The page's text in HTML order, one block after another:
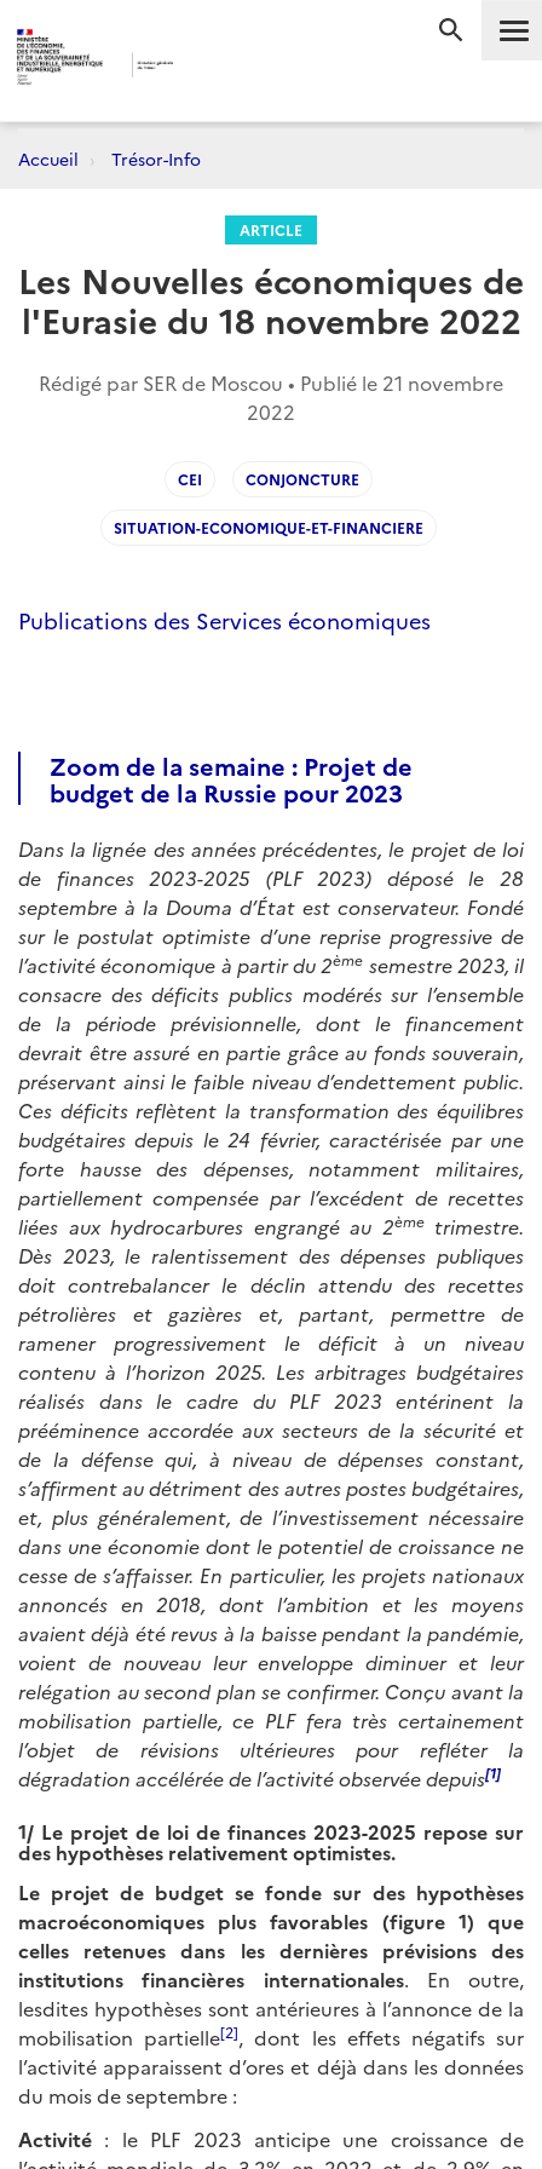
Accueil Trésor-Info
ARTICLE
Les Nouvelles économiques de
l'Eurasie du 18 novembre 2022
Rédigé par SER de Moscou • Publié le 21 novembre
2022
CEI CONJONCTURE
SITUATION-ECONOMIQUE-ET-FINANCIERE
Publications des Services économiques
Zoom de la semaine : Projet de
budget de la Russie pour 2023
Dans la lignée des années précédentes, le projet de loi
de finances 2023-2025 (PLF 2023) déposé le 28
septembre à la Douma d’État est conservateur. Fondé
sur le postulat optimiste d’une reprise progressive de
l’activité économique à partir du 2ème semestre 2023, il
consacre des déficits publics modérés sur l’ensemble
de la période prévisionnelle, dont le financement
devrait être assuré en partie grâce au fonds souverain,
préservant ainsi le faible niveau d’endettement public.
Ces déficits reflètent la transformation des équilibres
budgétaires depuis le 24 février, caractérisée par une
forte hausse des dépenses, notamment militaires,
partiellement compensée par l’excédent de recettes
liées aux hydrocarbures engrangé au 2èmetrimestre.
Dès 2023, le ralentissement des dépenses publiques
doit contrebalancer le déclin attendu des recettes
pétrolières et gazières et, partant, permettre de
ramener progressivement le déficit à un niveau
contenu à l’horizon 2025. Les arbitrages budgétaires
réalisés dans le cadre du PLF 2023 entérinent la
prééminence accordée aux secteurs de la sécurité et
de la défense qui, à niveau de dépenses constant,
s’affirment au détriment des autres postes budgétaires,
et, plus généralement, de l’investissement nécessaire
dans une économie dont le potentiel de croissance ne
cesse de s’affaisser. En particulier, les projets nationaux
annoncés en 2018, dont l’ambition et les moyens
avaient déjà été revus à la baisse pendant la pandémie,
voient de nouveau leur enveloppe diminuer et leur
relégation au second plan se confirmer. Conçu avant la
mobilisation partielle, ce PLF fera très certainement
l’objet de révisions ultérieures pour refléter la
dégradation accélérée de l’activité observée depuis[1]
1/ Le projet de loi de finances 2023-2025 repose sur
des hypothèses relativement optimistes.
Le projet de budget se fonde sur des hypothèses
macroéconomiques plus favorables (figure 1) que
celles retenues dans les dernières prévisions des
institutions financières internationales. En outre,
lesdites hypothèses sont antérieures à l’annonce de la
mobilisation partielle[2], dont les effets négatifs sur
l’activité apparaissent d’ores et déjà dans les données
du mois de septembre :
Activité : le PLF 2023 anticipe une croissance de